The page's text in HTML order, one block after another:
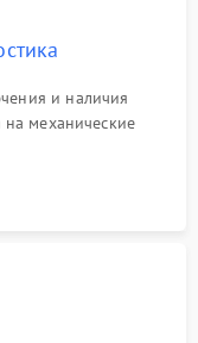
и наличия
механические
оценки вывода
артефактов на